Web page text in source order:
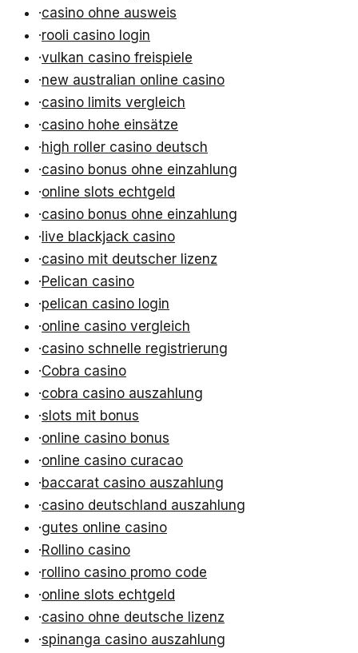
·casino ohne ausweis
·rooli casino login
·vulkan casino freispiele
·new australian online casino
·casino limits vergleich
·casino hohe einsätze
·high roller casino deutsch
·casino bonus ohne einzahlung
·online slots echtgeld
·casino bonus ohne einzahlung
· live blackjack casino
·casino mit deutscher lizenz
·Pelican casino
·pelican casino login
·online casino vergleich
·casino schnelle registrierung
·Cobra casino
·cobra casino auszahlung
·slots mit bonus
·online casino bonus
·online casino curacao
·baccarat casino auszahlung
·casino deutschland auszahlung
·gutes online casino
·Rollino casino
·rollino casino promo code
·online slots echtgeld
·casino ohne deutsche lizenz
·spinanga casino auszahlung